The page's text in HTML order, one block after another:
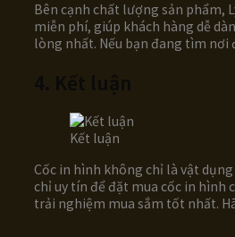
Bên cạnh chất lượng sản phẩm,
miễn phí, giúp khách hàng dễ
lòng nhất. Nếu bạn đang tìm nơi
Kết luận
Cốc in hình không chỉ là vật
chỉ uy tín để đặt mua cốc in hình
trải nghiệm mua sắm tốt nhất.